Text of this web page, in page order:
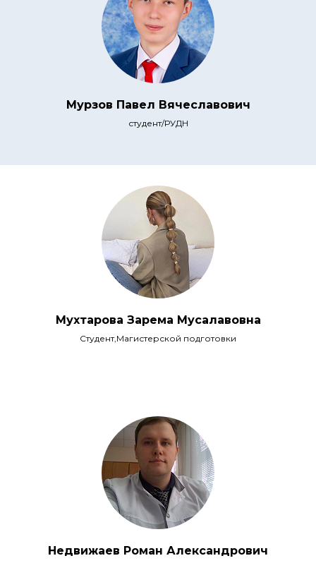
Мурзов Павел Вячеславович
студент/РУДН
Мухтарова Зарема Мусалавовна
Студент,Магистерской подготовки
Недвижаев Роман Александрович